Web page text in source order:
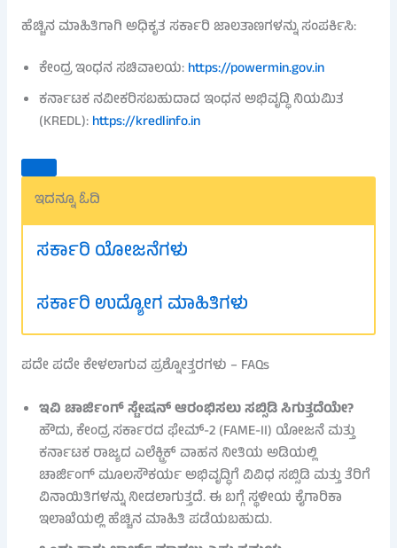
ಹೆಚ್ಚಿನ ಮಾಹಿತಿಗಾಗಿ ಅಧಿಕೃತ ಸರ್ಕಾರಿ ಜಾಲತಾಣಗಳನ್ನು ಸಂಪರ್ಕಿಸಿ:
ಕೇಂದ್ರ ಇಂಧನ ಸಚಿವಾಲಯ:https://powermin.gov.in
ಕರ್ನಾಟಕ ನವೀಕರಿಸಬಹುದಾದ ಇಂಧನ ಅಭಿವೃದ್ಧಿ ನಿಯಮಿತ
(KREDL):https://kredlinfo.in
ಇದನ್ನೂ ಓದಿ
ಸರ್ಕಾರಿ ಯೋಜನೆಗಳು
ಸರ್ಕಾರಿ ಉದ್ಯೋಗ ಮಾಹಿತಿಗಳು
ಪದೇ ಪದೇ ಕೇಳಲಾಗುವ ಪ್ರಶ್ನೋತ್ತರಗಳು – FAQs
ಇವಿ ಚಾರ್ಜಿಂಗ್ ಸ್ಟೇಷನ್ ಆರಂಭಿಸಲು ಸಬ್ಸಿಡಿ ಸಿಗುತ್ತದೆಯೇ?
ಹೌದು, ಕೇಂದ್ರ ಸರ್ಕಾರದ ಫೇಮ್-2 (FAME-II) ಯೋಜನೆ ಮತ್ತು
ಕರ್ನಾಟಕ ರಾಜ್ಯದ ಎಲೆಕ್ಟ್ರಿಕ್ ವಾಹನ ನೀತಿಯ ಅಡಿಯಲ್ಲಿ
ಚಾರ್ಜಿಂಗ್ ಮೂಲಸೌಕರ್ಯ ಅಭಿವೃದ್ಧಿಗೆ ವಿವಿಧ ಸಬ್ಸಿಡಿ ಮತ್ತು ತೆರಿಗೆ
ವಿನಾಯಿತಿಗಳನ್ನು ನೀಡಲಾಗುತ್ತದೆ. ಈ ಬಗ್ಗೆ ಸ್ಥಳೀಯ ಕೈಗಾರಿಕಾ
ಇಲಾಖೆಯಲ್ಲಿ ಹೆಚ್ಚಿನ ಮಾಹಿತಿ ಪಡೆಯಬಹುದು.